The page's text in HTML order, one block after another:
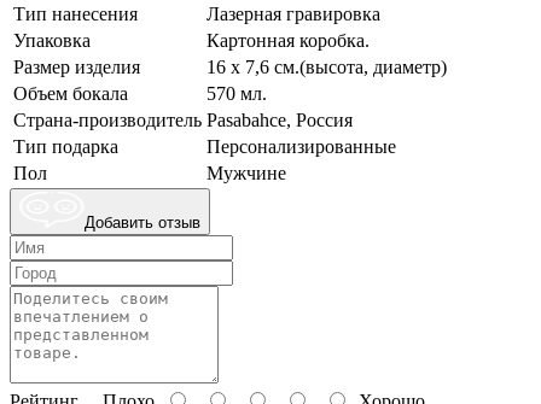
Тип нанесения
Лазерная гравировка
Упаковка
Картонная коробка.
Размер изделия
16 x 7,6 см.(высота, диаметр)
Объем бокала
570 мл.
Страна-производитель Pasabahce, Россия
Тип подарка
Персонализированные
Пол
Мужчине
Добавить отзыв